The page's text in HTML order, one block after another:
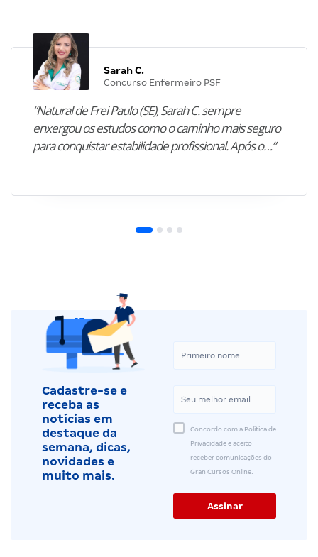
Sarah C.
Concurso Enfermeiro PSF
“Natural de Frei Paulo (SE), Sarah C. sempre
enxergou os estudos como o caminho mais seguro
para conquistar estabilidade profissional. Após o…”
Cadastre-se e
receba as
notícias em
destaque da
semana, dicas,
novidades e
muito mais.
Concordo com a Política de
Privacidade e aceito
receber comunicações do
Gran Cursos Online.